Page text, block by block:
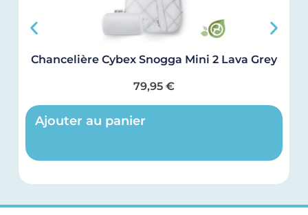
Chancelière Cybex Snogga Mini 2 Lava Grey
79,95 €
Ajouter au panier